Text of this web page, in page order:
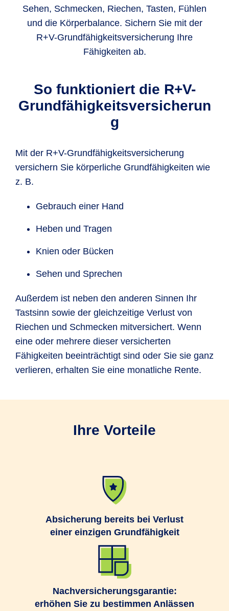
Sehen, Schmecken, Riechen, Tasten, Fühlen
und die Körperbalance. Sichern Sie mit der
R+V-Grundfähigkeitsversicherung Ihre
Fähigkeiten ab.
So funktioniert die R+V-
Grundfähigkeitsversicherun
g
Mit der R+V-Grundfähigkeitsversicherung
versichern Sie körperliche Grundfähigkeiten wie
z. B.
Gebrauch einer Hand
Heben und Tragen
Knien oder Bücken
Sehen und Sprechen
Außerdem ist neben den anderen Sinnen Ihr
Tastsinn sowie der gleichzeitige Verlust von
Riechen und Schmecken mitversichert. Wenn
eine oder mehrere dieser versicherten
Fähigkeiten beeinträchtigt sind oder Sie sie ganz
verlieren, erhalten Sie eine monatliche Rente.
Ihre Vorteile
Absicherung bereits bei Verlust
einer einzigen Grundfähigkeit
Nachversicherungsgarantie:
erhöhen Sie zu bestimmen Anlässen